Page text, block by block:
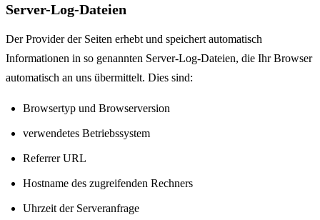
Server-Log-Dateien
Der Provider der Seiten erhebt und speichert automatisch
Informationen in so genannten Server-Log-Dateien, die Ihr Browser
automatisch an uns übermittelt. Dies sind:
Browsertyp und Browserversion
verwendetes Betriebssystem
Referrer URL
Hostname des zugreifenden Rechners
Uhrzeit der Serveranfrage